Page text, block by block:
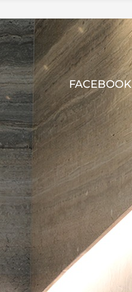
FACEBOOK